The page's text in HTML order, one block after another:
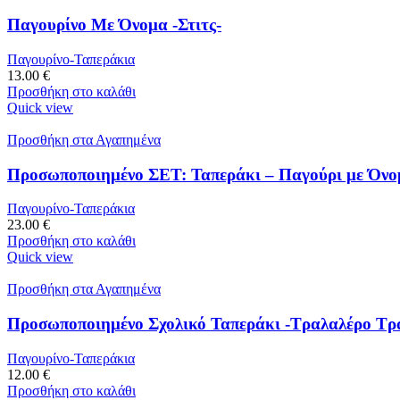
Παγουρίνο Με Όνομα -Στιτς-
Παγουρίνο-Ταπεράκια
13.00 €
Προσθήκη στο καλάθι
Quick view
Προσθήκη στα Αγαπημένα
Προσωποποιημένο ΣΕΤ: Ταπεράκι – Παγούρι με
Παγουρίνο-Ταπεράκια
23.00 €
Προσθήκη στο καλάθι
Quick view
Προσθήκη στα Αγαπημένα
Προσωποποιημένο Σχολικό Ταπεράκι -Τραλαλέρο
Παγουρίνο-Ταπεράκια
12.00 €
Προσθήκη στο καλάθι